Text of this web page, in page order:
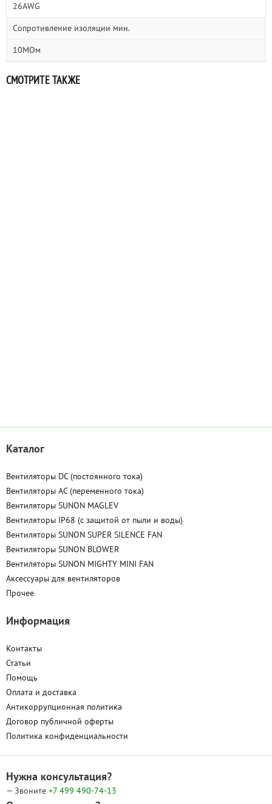
26AWG
Сопротивление изоляции мин.
10МОм
СМОТРИТЕ ТАКЖЕ
Каталог
Вентиляторы DC (постоянного тока)
Вентиляторы AC (переменного тока)
Вентиляторы SUNON MAGLEV
Вентиляторы IP68 (c защитой от пыли и воды)
Вентиляторы SUNON SUPER SILENCE FAN
Вентиляторы SUNON BLOWER
Вентиляторы SUNON MIGHTY MINI FAN
Аксессуары для вентиляторов
Прочее
Информация
Контакты
Статьи
Помощь
Оплата и доставка
Антикоррупционная политика
Договор публичной оферты
Политика конфиденциальности
Нужна консультация?
— Звоните +7 499 490-74-13